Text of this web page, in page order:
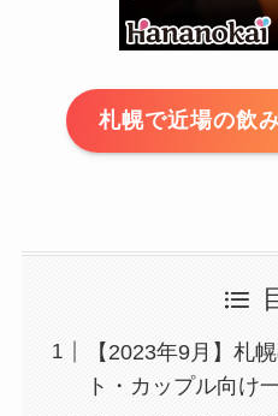
札幌で近場の飲
【2023年9月】札
ト・カップル向け